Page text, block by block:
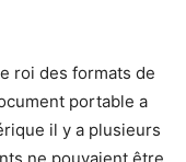
roi des formats de
portable a
il y a plusieurs